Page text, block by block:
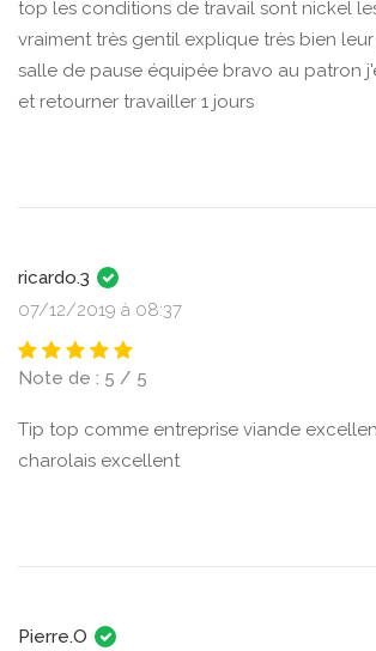
top les conditions de travail sont nickel
vraiment très gentil explique très bien
salle de pause équipée bravo au patron
et retourner travailler 1 jours
ricardo.3
07/12/2019 à 08:37
Note de : 5 / 5
Tip top comme entreprise viande
charolais excellent
Pierre.O